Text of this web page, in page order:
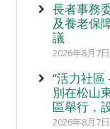
長者事務
及養老保
議
2026年8月7
“活力社區
別在松山
區舉行，
2026年8月7